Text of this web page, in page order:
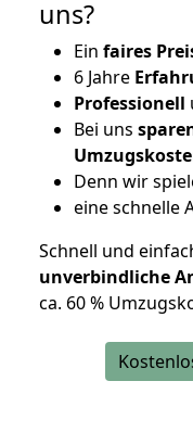
uns?
Ein faires
6 Jahre
Professionell
Bei uns
Denn wir
eine schnelle
Schnell und
unverbindliche
ca. 60 %